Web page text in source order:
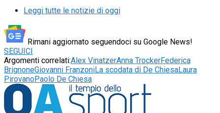
Leggi tutte le notizie di oggi
Rimani aggiornato seguendoci su Google News!
SEGUICI
Argomenti correlati:Alex VinatzerAnna TrockerFederica
BrignoneGiovanni FranzoniLa scodata di De ChiesaLaura
PirovanoPaolo De Chiesa